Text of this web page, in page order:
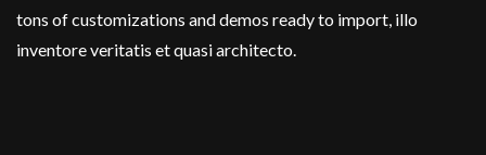
tons of customizations and demos ready to import, illo
inventore veritatis et quasi architecto.